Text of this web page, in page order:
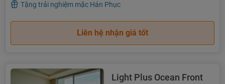
Tặng trải nghiệm mặc Hán Phục
Liên hệ nhận giá tốt
Light Plus Ocean Front